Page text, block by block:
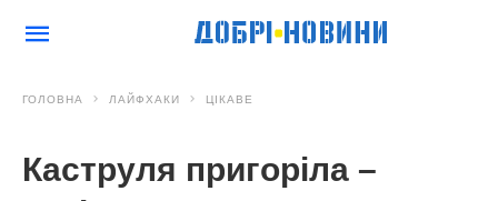
ГОЛОВНА ЛАЙФХАКИ ЦІКАВЕ
Каструля пригоріла –